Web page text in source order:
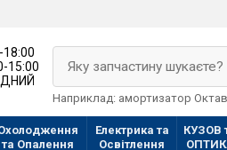
18:00
15:00
Яку запчастину шукаєте?
Наприклад: амортизатор
та Опалення
Електрика та
Освітлення
КУЗОВ